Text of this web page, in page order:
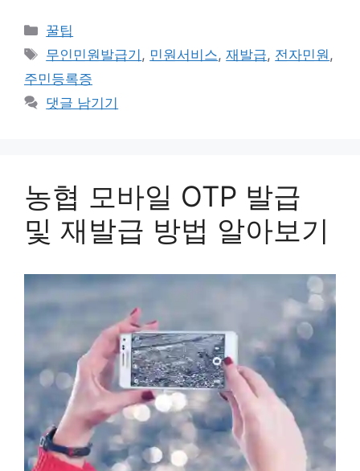
카
테
고
리
꿀팁
태
그
무인민원발급기 , 민원서비스,재발급, 전자민원 ,
주민등록증
댓글 남기기
농협 모바일 OTP 발급
및 재발급 방법 알아보기